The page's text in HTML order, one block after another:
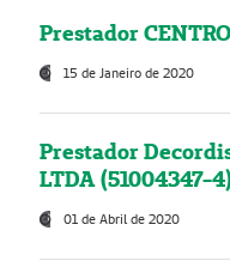
Prestador
15 de Janeiro de 2020
Prestador
LTDA (51004347-
01 de Abril de 2020